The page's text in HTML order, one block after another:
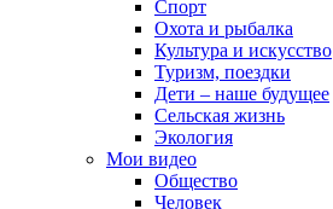
Спорт
Охота и рыбалка
Культура и искусство
Туризм, поездки
Дети – наше будущее
Сельская жизнь
Экология
Мои видео
Общество
Человек